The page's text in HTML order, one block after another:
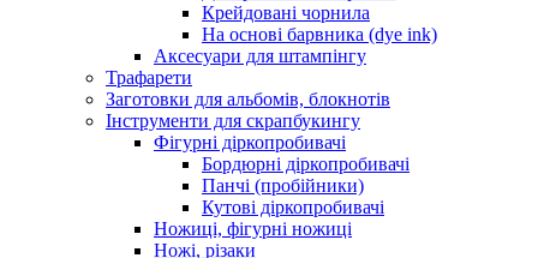
Крейдовані чорнила
На основі барвника (dye ink)
Аксесуари для штампінгу
Трафарети
Заготовки для альбомів, блокнотів
Інструменти для скрапбукингу
Фігурні діркопробивачі
Бордюрні діркопробивачі
Панчі (пробійники)
Кутові діркопробивачі
Ножиці, фігурні ножиці
Ножі, різаки